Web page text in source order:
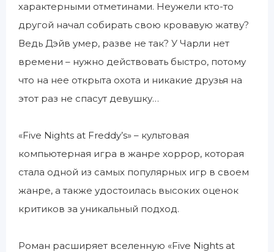
характерными отметинами. Неужели кто-то
другой начал собирать свою кровавую жатву?
Ведь Дэйв умер, разве не так? У Чарли нет
времени – нужно действовать быстро, потому
что на нее открыта охота и никакие друзья на
этот раз не спасут девушку…
«Five Nights at Freddy’s» – культовая
компьютерная игра в жанре хоррор, которая
стала одной из самых популярных игр в своем
жанре, а также удостоилась высоких оценок
критиков за уникальный подход.
Роман расширяет вселенную «Five Nights at